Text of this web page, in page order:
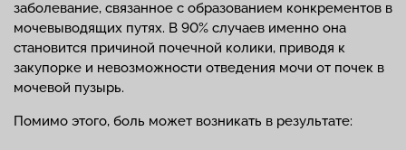
заболевание, связанное с образованием конкрементов в
мочевыводящих путях. В 90% случаев именно она
становится причиной почечной колики, приводя к
закупорке и невозможности отведения мочи от почек в
мочевой пузырь.
Помимо этого, боль может возникать в результате: